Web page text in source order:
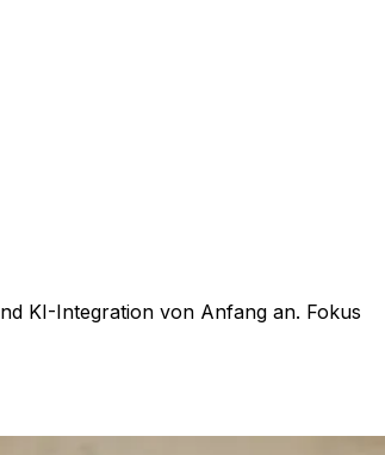
KI-Integration von Anfang an. Fokus